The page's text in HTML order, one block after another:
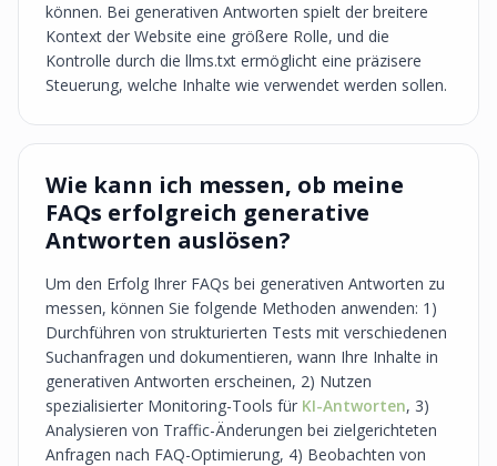
können. Bei generativen Antworten spielt der breitere
Kontext der Website eine größere Rolle, und die
Kontrolle durch die llms.txt ermöglicht eine präzisere
Steuerung, welche Inhalte wie verwendet werden sollen.
Wie kann ich messen, ob meine
FAQs erfolgreich generative
Antworten auslösen?
Um den Erfolg Ihrer FAQs bei generativen Antworten zu
messen, können Sie folgende Methoden anwenden: 1)
Durchführen von strukturierten Tests mit verschiedenen
Suchanfragen und dokumentieren, wann Ihre Inhalte in
generativen Antworten erscheinen, 2) Nutzen
spezialisierter Monitoring-Tools für KI-Antworten, 3)
Analysieren von Traffic-Änderungen bei zielgerichteten
Anfragen nach FAQ-Optimierung, 4) Beobachten von